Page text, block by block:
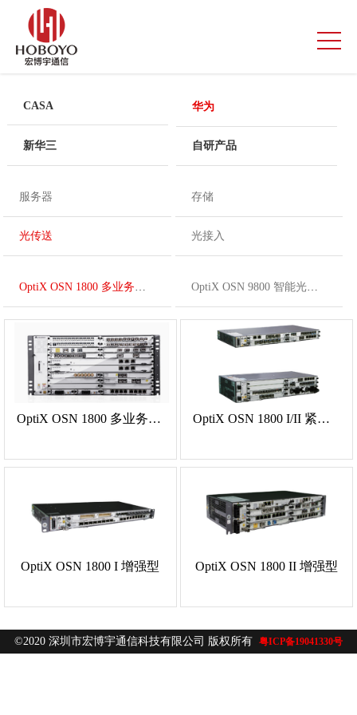
CASA 华为
新华三 自研产品
服务器 存储
光传送 光接入
OptiX OSN 1800 多业务光传送平台 OptiX OSN 9800 智能光传送平台
OptiX OSN 1800 多业务光传送平台 OptiX OSN 1800 I/II 紧凑型
OptiX OSN 1800 I 增强型 OptiX OSN 1800 II 增强型
©2020 深圳市宏博宇通信科技有限公司 版权所有 粤ICP备19041330号